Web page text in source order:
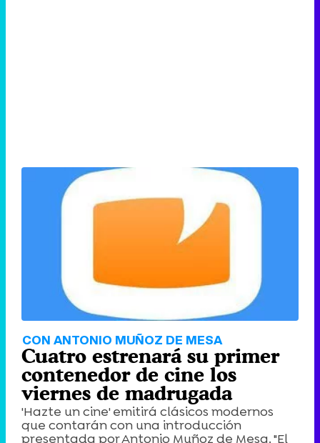
CON ANTONIO MUÑOZ DE MESA
Cuatro estrenará su primer
contenedor de cine los
viernes de madrugada
'Hazte un cine' emitirá clásicos modernos
que contarán con una introducción
presentada por Antonio Muñoz de Mesa. "El